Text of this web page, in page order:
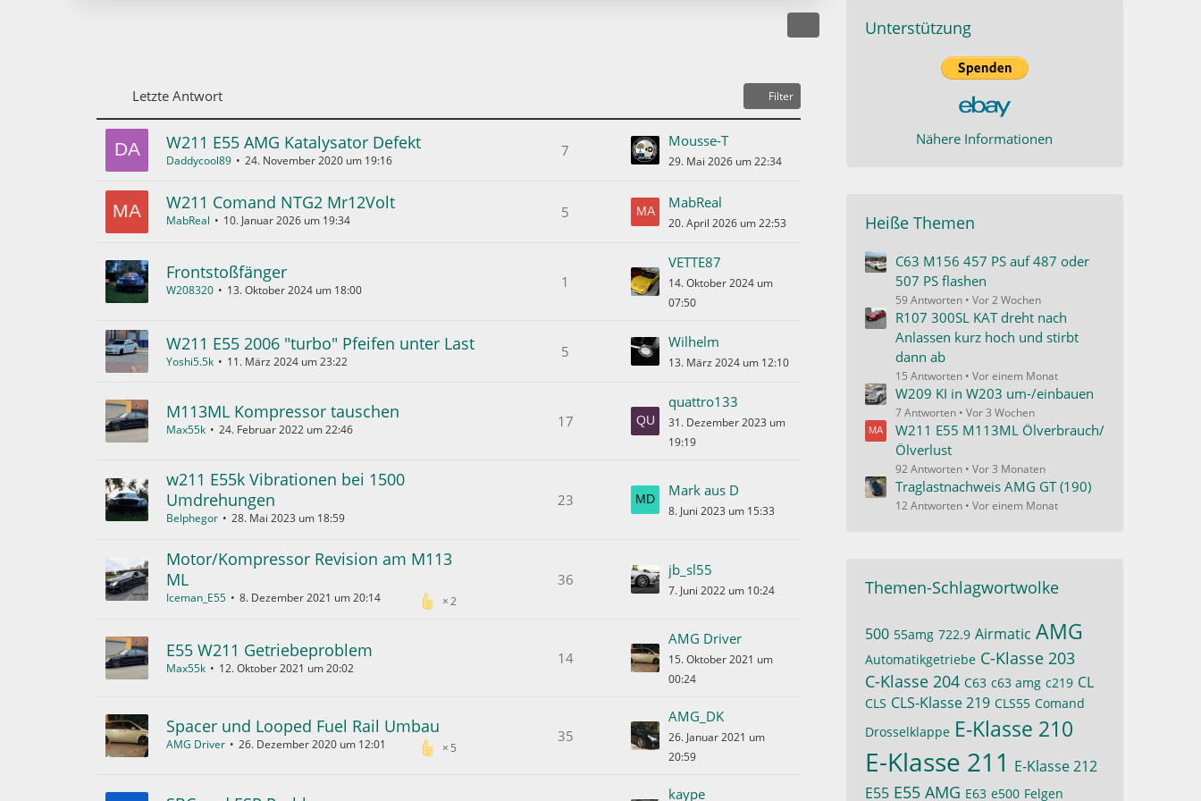
Letzte Antwort Filter
W211 E55 AMG Katalysator Defekt
Daddycool89 24. November 2020 um 19:16
7
Mousse-T
29. Mai 2026 um 22:34
W211 Comand NTG2 Mr12Volt
MabReal 10. Januar 2026 um 19:34 5
MabReal
20. April 2026 um 22:53
Frontstoßfänger
W208320 13. Oktober 2024 um 18:00 1
VETTE87
14. Oktober 2024 um
07:50
W211 E55 2006 "turbo" Pfeifen unter Last
Yoshi5.5k 11. März 2024 um 23:22
5
Wilhelm
13. März 2024 um 12:10
M113ML Kompressor tauschen
Max55k 24. Februar 2022 um 22:46 17
quattro133
31. Dezember 2023 um
19:19
w211 E55k Vibrationen bei 1500
Umdrehungen
Belphegor 28. Mai 2023 um 18:59
23
Mark aus D
8. Juni 2023 um 15:33
Motor/Kompressor Revision am M113
ML
2
Iceman_E55 8. Dezember 2021 um 20:14
36
jb_sl55
7. Juni 2022 um 10:24
E55 W211 Getriebeproblem
Max55k 12. Oktober 2021 um 20:02
14
AMG Driver
15. Oktober 2021 um
00:24
Spacer und Looped Fuel Rail Umbau
5
AMG Driver 26. Dezember 2020 um 12:01 35
AMG_DK
26. Januar 2021 um
20:59
kaype
Unterstützung
Nähere Informationen
Heiße Themen
C63 M156 457 PS auf 487 oder
507 PS flashen
59 Antworten Vor 2 Wochen
R107 300SL KAT dreht nach
Anlassen kurz hoch und stirbt
dann ab
15 Antworten Vor einem Monat
W209 KI in W203 um-/einbauen
7 Antworten Vor 3 Wochen
W211 E55 M113ML Ölverbrauch/
Ölverlust
92 Antworten Vor 3 Monaten
Traglastnachweis AMG GT (190)
12 Antworten Vor einem Monat
Themen-Schlagwortwolke
500 55amg 722.9 Airmatic AMG
Automatikgetriebe C-Klasse 203
C-Klasse 204 C63 c63 amg c219 CL
CLS CLS-Klasse 219 CLS55 Comand
Drosselklappe E-Klasse 210
E-Klasse 211 E-Klasse 212
E55 E55 AMG E63 e500 Felgen